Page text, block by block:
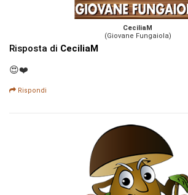
CeciliaM
(Giovane Fungaiola)
Risposta di CeciliaM
😍❤️
Rispondi